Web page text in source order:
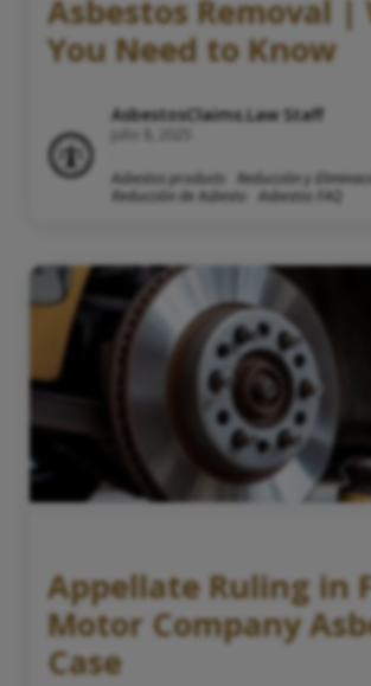
Asbestos Removal |
You Need to Know
AsbestosClaims.Law Staff
julio 8, 2025
Asbestos products
Reducción y
Reducción de Asbesto
Asbestos FAQ
Appellate Ruling in
Motor Company
Case